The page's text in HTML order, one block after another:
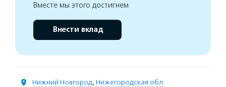
Вместе мы этого достигнем
Внести вклад
Нижний Новгород, Нижегородская обл.